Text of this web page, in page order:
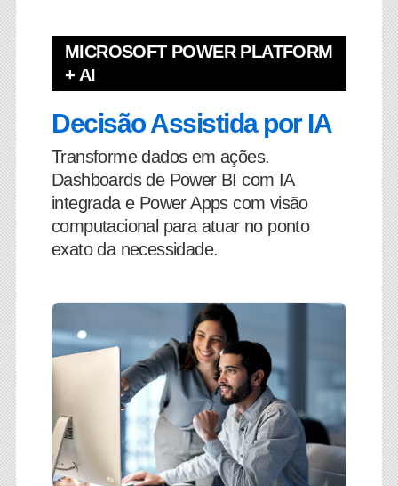
MICROSOFT POWER PLATFORM
+ AI
Decisão Assistida por IA
Transforme dados em ações.
Dashboards de Power BI com IA
integrada e Power Apps com visão
computacional para atuar no ponto
exato da necessidade.